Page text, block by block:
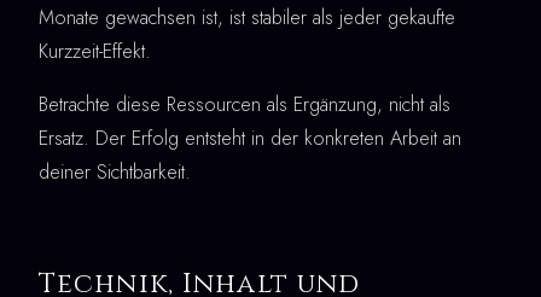
Monate gewachsen ist, ist stabiler als jeder gekaufte
Kurzzeit-Effekt.
Betrachte diese Ressourcen als Ergänzung, nicht als
Ersatz. Der Erfolg entsteht in der konkreten Arbeit an
deiner Sichtbarkeit.
Technik, Inhalt und